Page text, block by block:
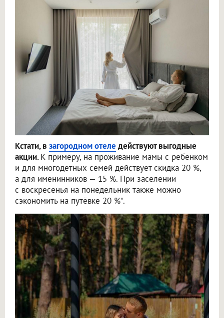
Кстати, в загородном отеле действуют выгодные
акции.К примеру, на проживание мамы с ребёнком
и для многодетных семей действует скидка 20 %,
а для именинников — 15 %. При заселении
с воскресенья на понедельник также можно
сэкономить на путёвке 20 %*.